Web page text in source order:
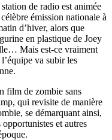
de radio est animée
émission nationale à
d’hiver, alors que
en plastique de Joey
Mais est-ce vraiment
va subir les
film de zombie sans
qui revisite de manière
se démarquant ainsi,
et autres